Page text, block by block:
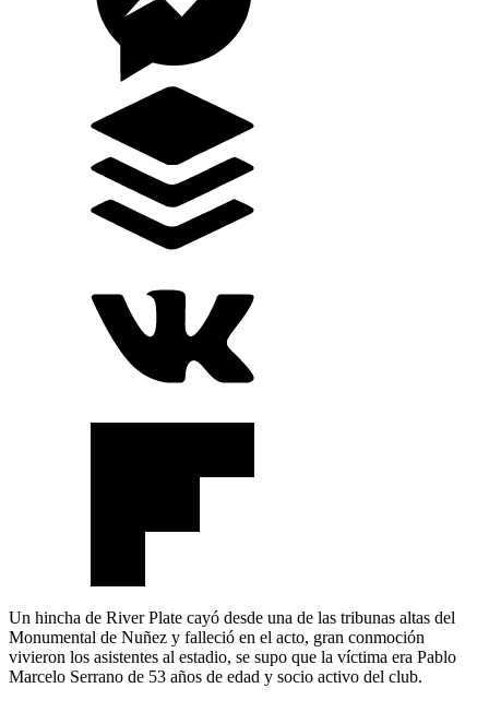
Un hincha de River Plate cayó desde una de las tribunas altas del
Monumental de Nuñez y falleció en el acto, gran conmoción
vivieron los asistentes al estadio, se supo que la víctima era Pablo
Marcelo Serrano de 53 años de edad y socio activo del club.